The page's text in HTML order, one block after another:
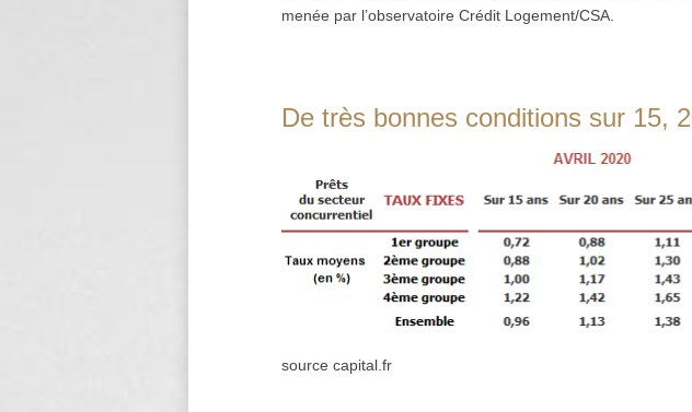
menée par l’observatoire Crédit Logement/CSA.
De très bonnes conditions sur 15,
source capital.fr